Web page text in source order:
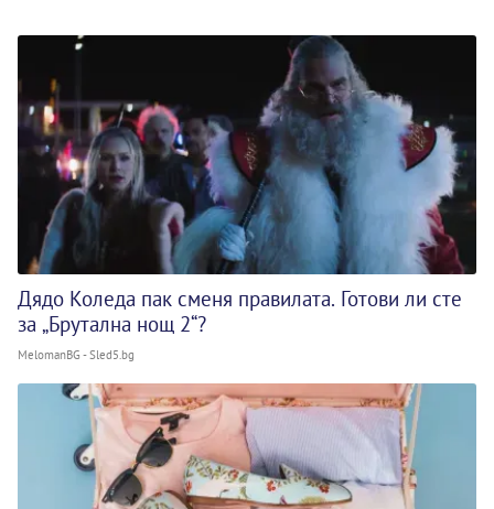
Дядо Коледа пак сменя правилата. Готови ли сте
за „Брутална нощ 2“?
MelomanBG - Sled5.bg